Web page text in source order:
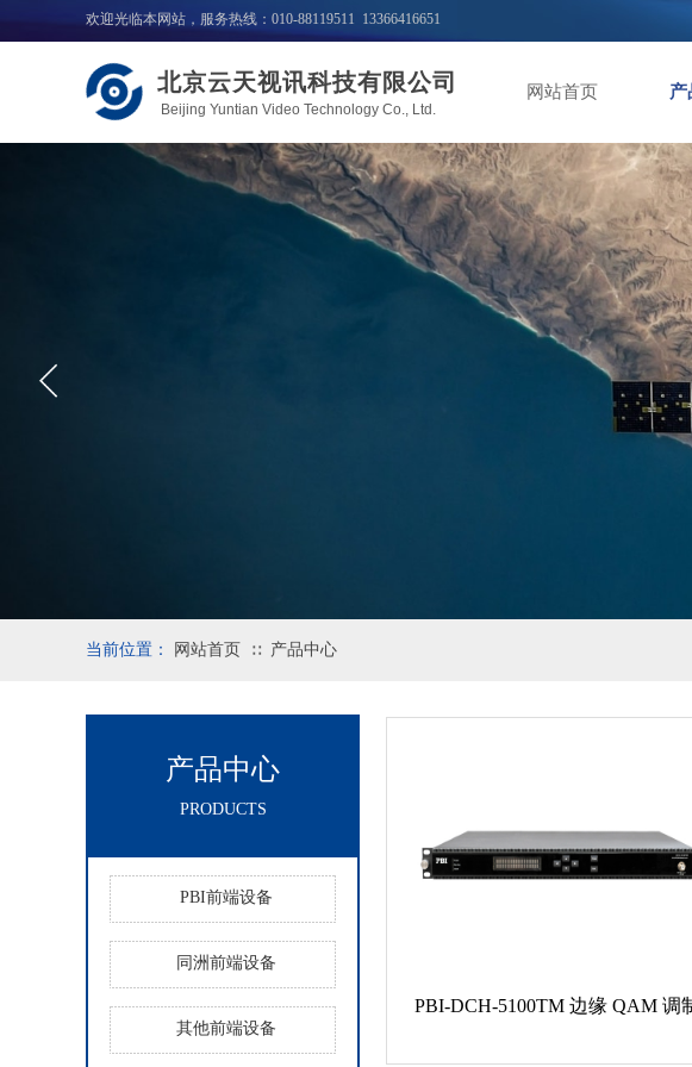
欢迎光临本网站，服务热线：010-88119511 13366416651
北京云天视讯科技有限公司
Beijing Yuntian Video Technology Co., Ltd.
网站首页 产
网站首页 ∷ 产品中心
当前位置：
PBI-DCH-5100TM 边缘 QAM 调
PBI前端设备
同洲前端设备
其他前端设备
PRODUCTS
产品中心